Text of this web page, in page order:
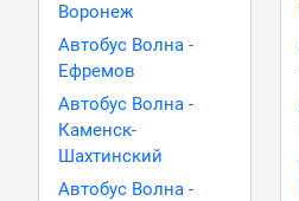
Воронеж
Автобус Волна -
Ефремов
Автобус Волна -
Каменск-
Шахтинский
Автобус Волна -